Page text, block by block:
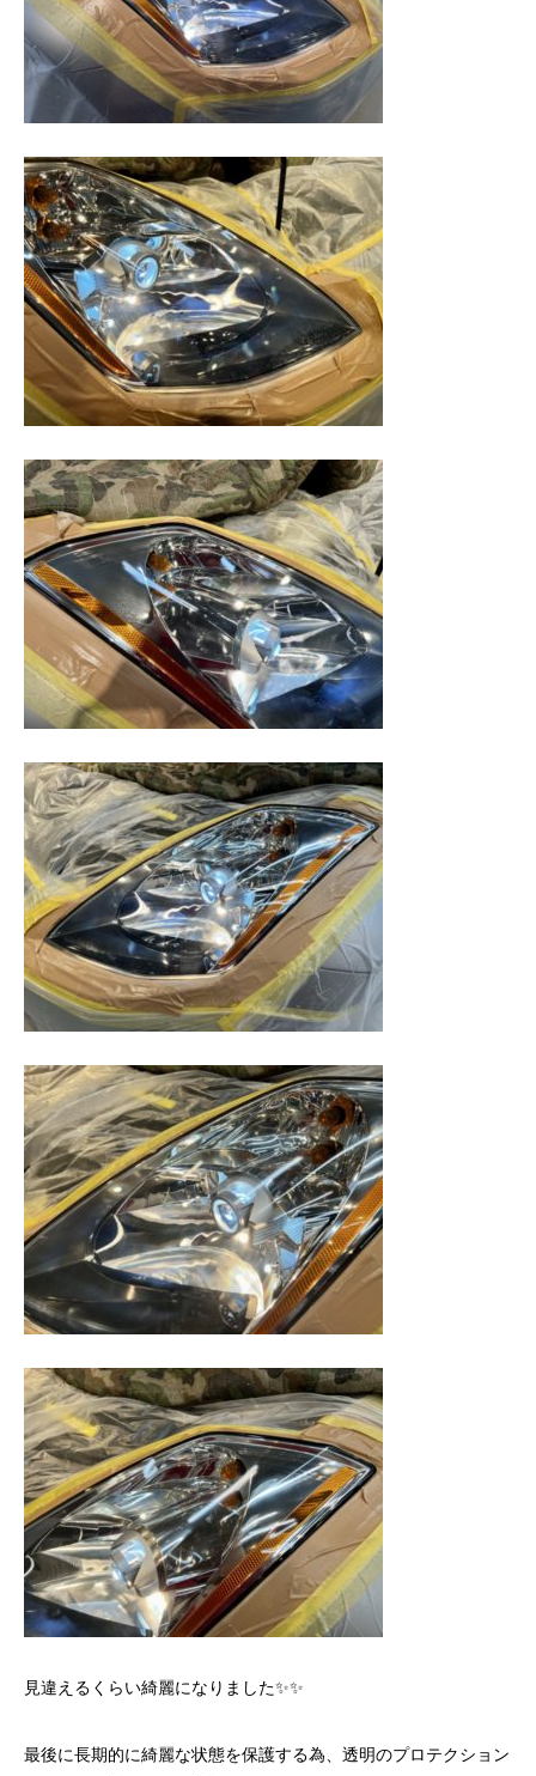
見違えるくらい綺麗になりました✨✨
最後に長期的に綺麗な状態を保護する為、透明のプロテクション